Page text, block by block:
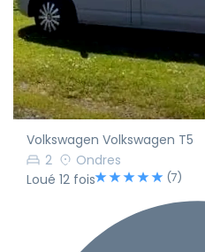
Volkswagen Volkswagen T5
2
Ondres
Loué 12 fois
(7)